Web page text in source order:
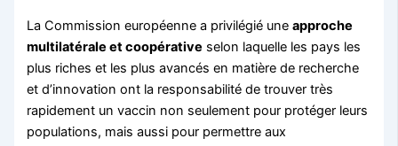
La Commission européenne a privilégié uneapproche
multilatérale et coopérative selon laquelle les pays les
plus riches et les plus avancés en matière de recherche
et d’innovation ont la responsabilité de trouver très
rapidement un vaccin non seulement pour protéger leurs
populations, mais aussi pour permettre aux